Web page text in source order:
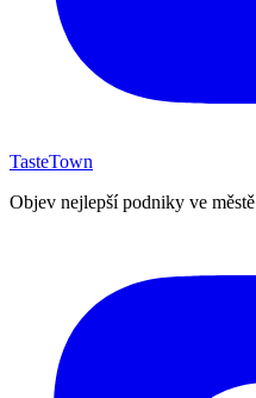
TasteTown
Objev nejlepší podniky ve městě